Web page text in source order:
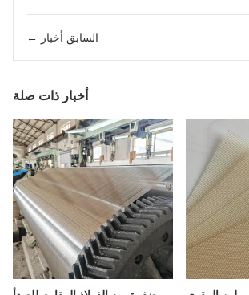
← السابق أخبار
أخبار ذات صلة